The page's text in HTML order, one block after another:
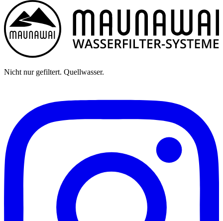
Nicht nur gefiltert. Quellwasser.